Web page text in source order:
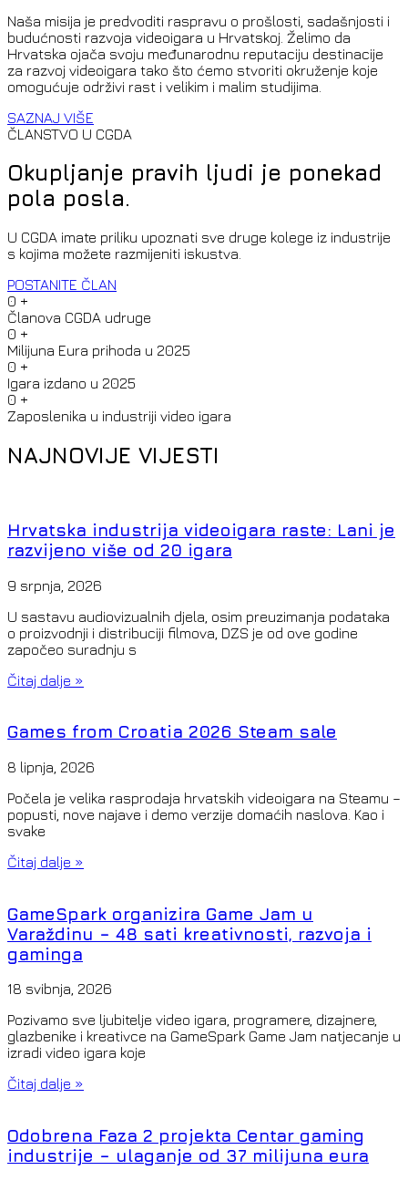
Naša misija je predvoditi raspravu o prošlosti, sadašnjosti i
budućnosti razvoja videoigara u Hrvatskoj. Želimo da
Hrvatska ojača svoju međunarodnu reputaciju destinacije
za razvoj videoigara tako što ćemo stvoriti okruženje koje
omogućuje održivi rast i velikim i malim studijima.
SAZNAJ VIŠE
ČLANSTVO U CGDA
Okupljanje pravih ljudi je ponekad
pola posla.
U CGDA imate priliku upoznati sve druge kolege iz industrije
s kojima možete razmijeniti iskustva.
POSTANITE ČLAN
0 +
Članova CGDA udruge
0 +
Milijuna Eura prihoda u 2025
0 +
Igara izdano u 2025
0 +
Zaposlenika u industriji video igara
NAJNOVIJE VIJESTI
Hrvatska industrija videoigara raste: Lani je
razvijeno više od 20 igara
9 srpnja, 2026
U sastavu audiovizualnih djela, osim preuzimanja podataka
o proizvodnji i distribuciji filmova, DZS je od ove godine
započeo suradnju s
Čitaj dalje »
Games from Croatia 2026 Steam sale
8 lipnja, 2026
Počela je velika rasprodaja hrvatskih videoigara na Steamu –
popusti, nove najave i demo verzije domaćih naslova. Kao i
svake
Čitaj dalje »
GameSpark organizira Game Jam u
Varaždinu – 48 sati kreativnosti, razvoja i
gaminga
18 svibnja, 2026
Pozivamo sve ljubitelje video igara, programere, dizajnere,
glazbenike i kreativce na GameSpark Game Jam natjecanje u
izradi video igara koje
Čitaj dalje »
Odobrena Faza 2 projekta Centar gaming
industrije – ulaganje od 37 milijuna eura